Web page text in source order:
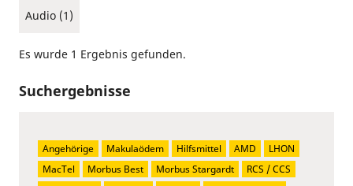
Audio (1)
Es wurde 1 Ergebnis gefunden.
Suchergebnisse
Angehörige Makulaödem Hilfsmittel AMD
LHON
MacTel
Morbus Best Morbus Stargardt
RCS / CCS